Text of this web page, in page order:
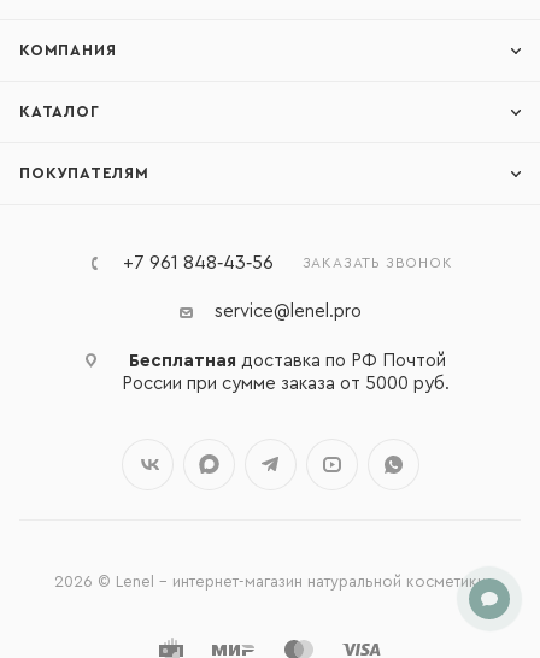
КОМПАНИЯ
КАТАЛОГ
ПОКУПАТЕЛЯМ
+7 961 848‑43‑56 ЗАКАЗАТЬ ЗВОНОК
service@lenel.pro
Бесплатная доставка по РФ Почтой
России при сумме заказа от 5000 руб.
2026 © Lenel - интернет-магазин натуральной косметики